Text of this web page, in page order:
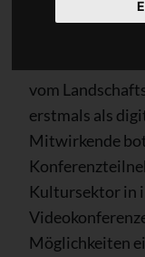
vom
erstmals als
Mitwirkende
Kultursektor in
Möglichkeiten